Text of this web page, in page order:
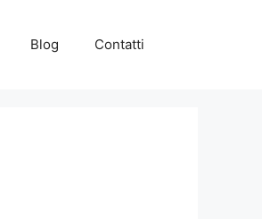
Blog Contatti